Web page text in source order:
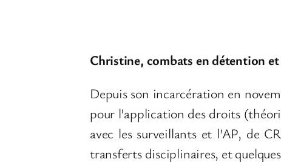
Christine, combats en détention
Depuis son incarcération en
pour l’application des droits
avec les surveillants et l’AP, de
transferts disciplinaires, et